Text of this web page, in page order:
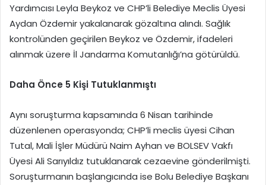
Yardımcısı Leyla Beykoz ve CHP’li Belediye Meclis Üyesi
Aydan Özdemir yakalanarak gözaltına alındı. Sağlık
kontrolünden geçirilen Beykoz ve Özdemir, ifadeleri
alınmak üzere İl Jandarma Komutanlığı’na götürüldü.
Daha Önce 5 Kişi Tutuklanmıştı
Aynı soruşturma kapsamında 6 Nisan tarihinde
düzenlenen operasyonda; CHP’li meclis üyesi Cihan
Tutal, Mali İşler Müdürü Naim Ayhan ve BOLSEV Vakfı
Üyesi Ali Sarıyıldız tutuklanarak cezaevine gönderilmişti.
Soruşturmanın başlangıcında ise Bolu Belediye Başkanı